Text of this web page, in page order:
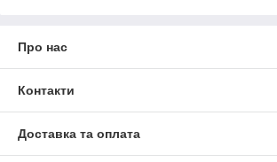
Про нас
Контакти
Доставка та оплата